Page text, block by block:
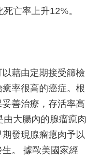
死亡率上升12%。
藉由定期接受篩檢
率很高的癌症。根
善治療，存活率高
由大腸內的腺瘤瘜肉
發現腺瘤瘜肉予以
。
據歐美國家經